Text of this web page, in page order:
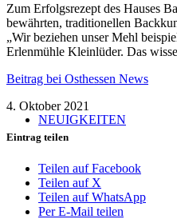
NEUIGKEITEN
Zum Erfolgsrezept des Hauses
bewährten, traditionellen
„Wir beziehen unser Mehl
Erlenmühle Kleinlüder. Das
Beitrag bei Osthessen News
4. Oktober 2021
Eintrag teilen
Teilen auf Facebook
Teilen auf X
Teilen auf WhatsApp
Per E-Mail teilen